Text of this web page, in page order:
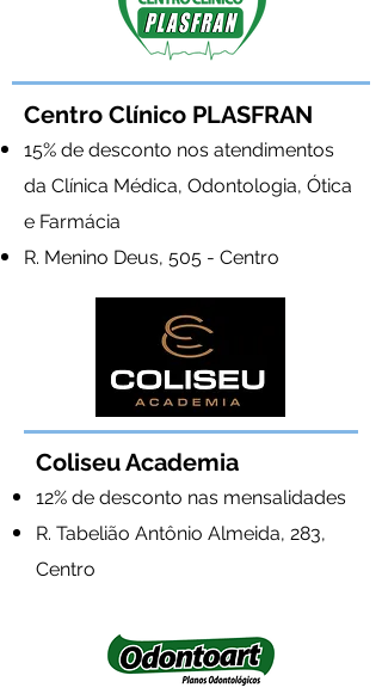
Centro Clínico PLASFRAN
15% de desconto nos atendimentos
da Clínica Médica, Odontologia, Ótica
e Farmácia
R. Menino Deus, 505 - Centro
Coliseu Academia
12% de desconto nas mensalidades
R. Tabelião Antônio Almeida, 283,
Centro